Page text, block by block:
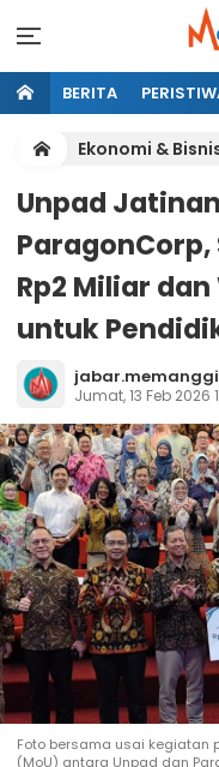
BERITA
Ekonomi &
Unpad
Rp2 Miliar
untuk
Jumat, 13 Feb 2026
Foto bersama usai kegiatan
(MoU) antara Unpad dan